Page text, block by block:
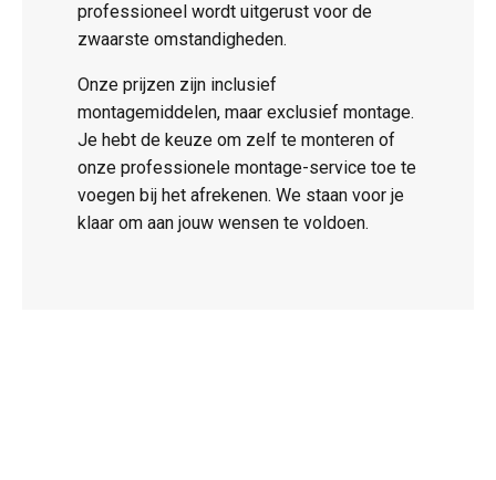
professioneel wordt uitgerust voor de
zwaarste omstandigheden.
Onze prijzen zijn inclusief
montagemiddelen, maar exclusief montage.
Je hebt de keuze om zelf te monteren of
onze professionele montage-service toe te
voegen bij het afrekenen. We staan voor je
klaar om aan jouw wensen te voldoen.